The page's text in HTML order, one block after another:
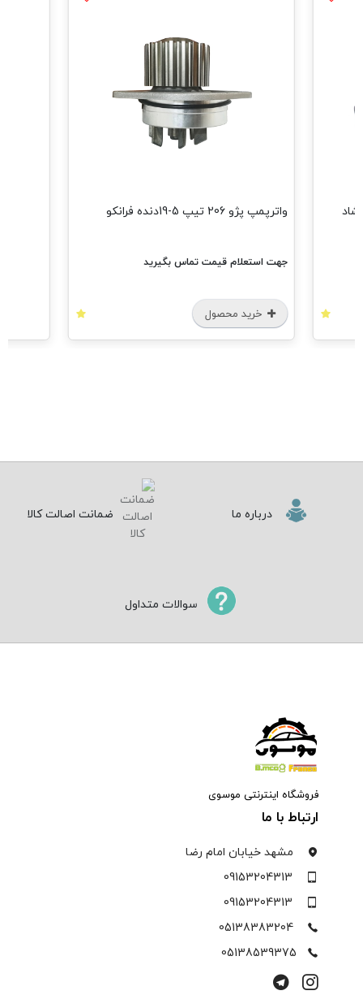
دو سرگشاد واترپمپ پژو 206 تیپ 5-19دنده فرانکو
جهت استعلام قیمت تماس بگیرید
خرید محصول
درباره ما ضمانت اصالت کالا
سوالات متداول
فروشگاه اینترنتی موسوی
ارتباط با ما
مشهد خیابان امام رضا
09153204313
09153204313
05138383204
05138539375